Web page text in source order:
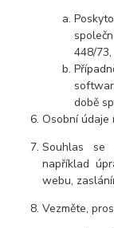
448/
době
Osobní údaje
Souhlas se
například
webu,
Vezměte,